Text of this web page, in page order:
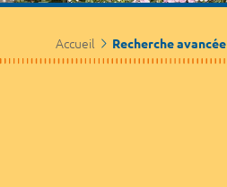
Accueil Recherche avancée